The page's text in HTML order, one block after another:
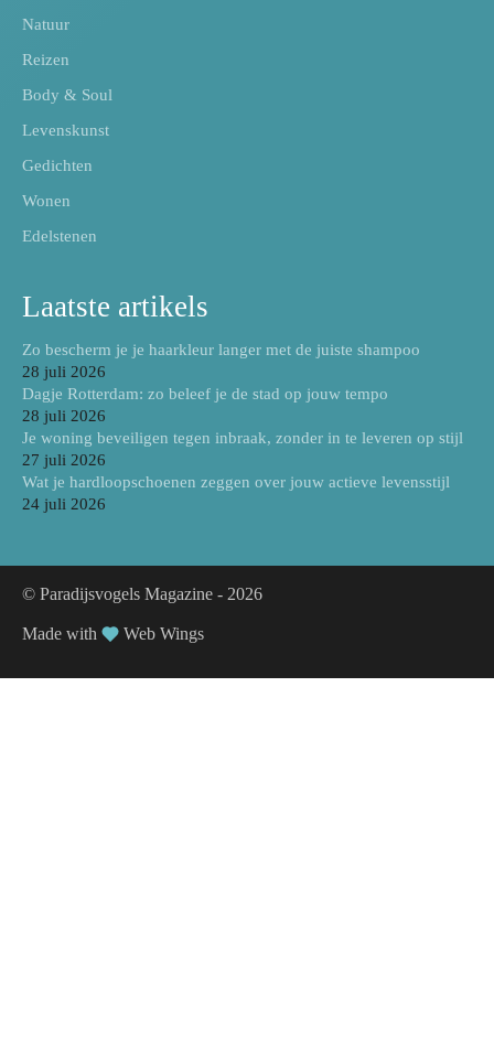
Natuur
Reizen
Body & Soul
Levenskunst
Gedichten
Wonen
Edelstenen
Laatste artikels
Zo bescherm je je haarkleur langer met de juiste shampoo
28 juli 2026
Dagje Rotterdam: zo beleef je de stad op jouw tempo
28 juli 2026
Je woning beveiligen tegen inbraak, zonder in te leveren op stijl
27 juli 2026
Wat je hardloopschoenen zeggen over jouw actieve levensstijl
24 juli 2026
© Paradijsvogels Magazine - 2026
Made with Web Wings